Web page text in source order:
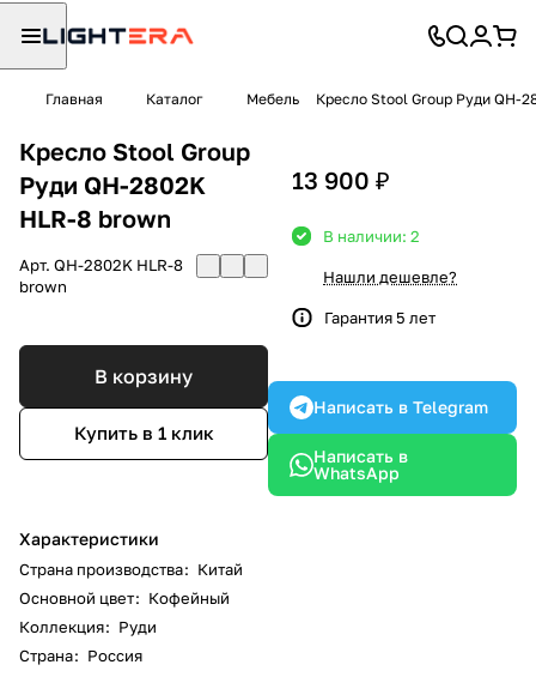
Главная Каталог Мебель Кресло Stool Group Руди QH-
Кресло Stool Group
Руди QH-2802K
HLR-8 brown
Арт. QH-2802K HLR-8
brown
В корзину
Купить в 1 клик
Характеристики
Страна производства: Китай
Основной цвет: Кофейный
Коллекция: Руди
Страна: Россия
13 900 ₽
В наличии: 2
Нашли дешевле?
Гарантия 5 лет
Написать в Telegram
Написать в
WhatsApp